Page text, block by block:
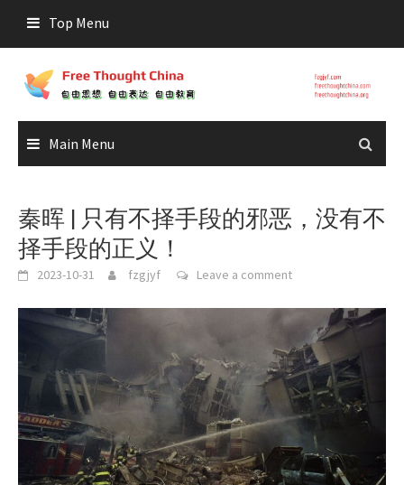
content
Top Menu
Main Menu
秦晖 | 只有不择手段的邪恶，没有不
择手段的正义！
2023-10-31 fzgjyf Leave a comment